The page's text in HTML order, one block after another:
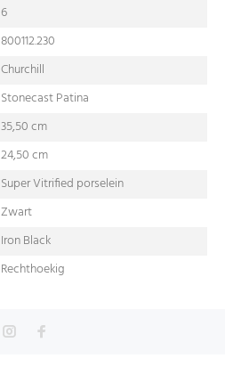
6
800112.230
Churchill
Stonecast Patina
35,50 cm
24,50 cm
Super Vitrified porselein
Zwart
Iron Black
Rechthoekig